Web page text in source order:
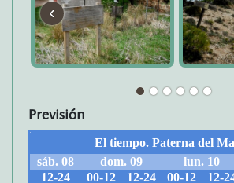
‹
Previsión